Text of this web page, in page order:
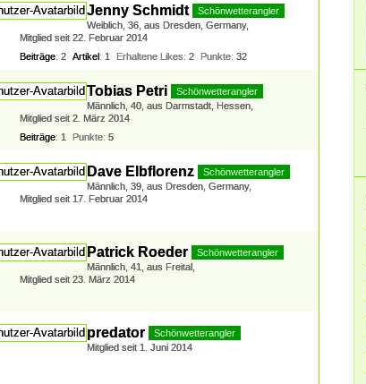
Jenny Schmidt
Schönwetterangler
Weiblich 36 aus Dresden, Germany
Mitglied seit 22. Februar 2014
Beiträge 2 Artikel 1 Erhaltene Likes 2 Punkte 32
Tobias Petri
Schönwetterangler
Männlich 40 aus Darmstadt, Hessen
Mitglied seit 2. März 2014
Beiträge
1 Punkte 5
Dave Elbflorenz
Schönwetterangler
Männlich 39 aus Dresden, Germany
Mitglied seit 17. Februar 2014
Patrick Roeder
Schönwetterangler
Männlich 41
aus Freital
Mitglied seit 23. März 2014
predator
Schönwetterangler
Mitglied seit 1. Juni 2014